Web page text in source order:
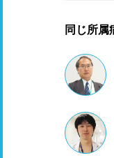
同じ所属